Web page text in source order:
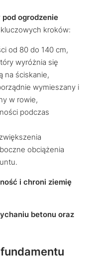
pod ogrodzenie
kroków:
od 80 do 140 cm,
wyróżnia się
na ściskanie,
wymieszany i
w rowie,
podczas
obciążenia
i chroni ziemię
betonu oraz